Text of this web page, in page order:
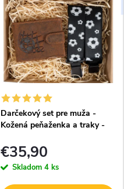
Darčekový set pre muža -
Kožená peňaženka a traky -
€35,90
Skladom 4 ks